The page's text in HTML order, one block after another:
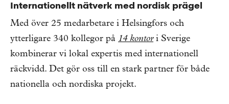
Internationellt nätverk med nordisk prägel
Med över 25 medarbetare i Helsingfors och
ytterligare 340 kollegor på 14 kontori Sverige
kombinerar vi lokal expertis med internationell
räckvidd. Det gör oss till en stark partner för både
nationella och nordiska projekt.